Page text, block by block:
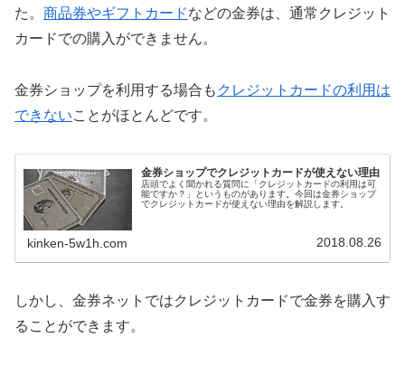
た。 商品券やギフトカードなどの金券は、通常クレジット
カードでの購入ができません。
金券ショップを利用する場合も クレジットカードの利用は
できないことがほとんどです。
金券ショップでクレジットカードが使えない理由
店頭でよく聞かれる質問に「クレジットカードの利用は可
能ですか？」というものがあります。今回は金券ショップ
でクレジットカードが使えない理由を解説します。
kinken-5w1h.com 2018.08.26
しかし、金券ネットではクレジットカードで金券を購入す
ることができます。